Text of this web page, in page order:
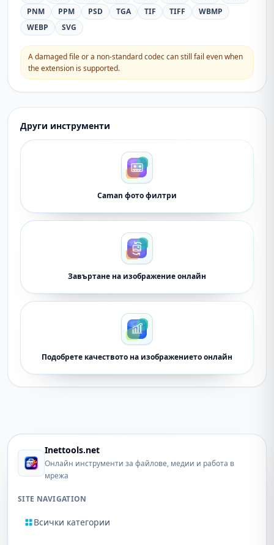
PNM
PPM PSD TGA TIF TIFF
WBMP
WEBP
SVG
A damaged file or a non-standard codec can still fail even when
the extension is supported.
Други инструменти
Caman фото филтри
Завъртане на изображение онлайн
Подобрете качеството на изображението онлайн
Inettools.net
Онлайн инструменти за файлове, медии и работа в
мрежа
SITE NAVIGATION
Всички категории